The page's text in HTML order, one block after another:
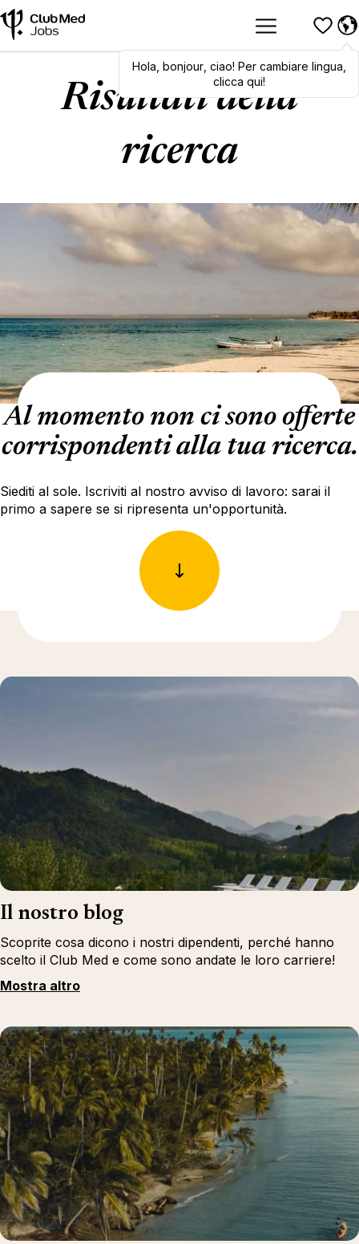
Hola,bonjour,ciao! To switch
languages, click here!
Hola bonjour, ciao! Per cambiare lingua,
clicca qui!
Risultati della
ricerca
Al momento non ci sono offerte
corrispondenti alla tua ricerca.
Siediti al sole. Iscriviti al nostro avviso di lavoro: sarai il
primo a sapere se si ripresenta un'opportunità.
Il nostro blog
Scoprite cosa dicono i nostri dipendenti, perché hanno
scelto il Club Med e come sono andate le loro carriere!
Mostra altro